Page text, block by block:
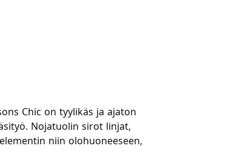
Chic on tyylikäs ja ajaton
Nojatuolin sirot linjat,
niin olohuoneeseen,